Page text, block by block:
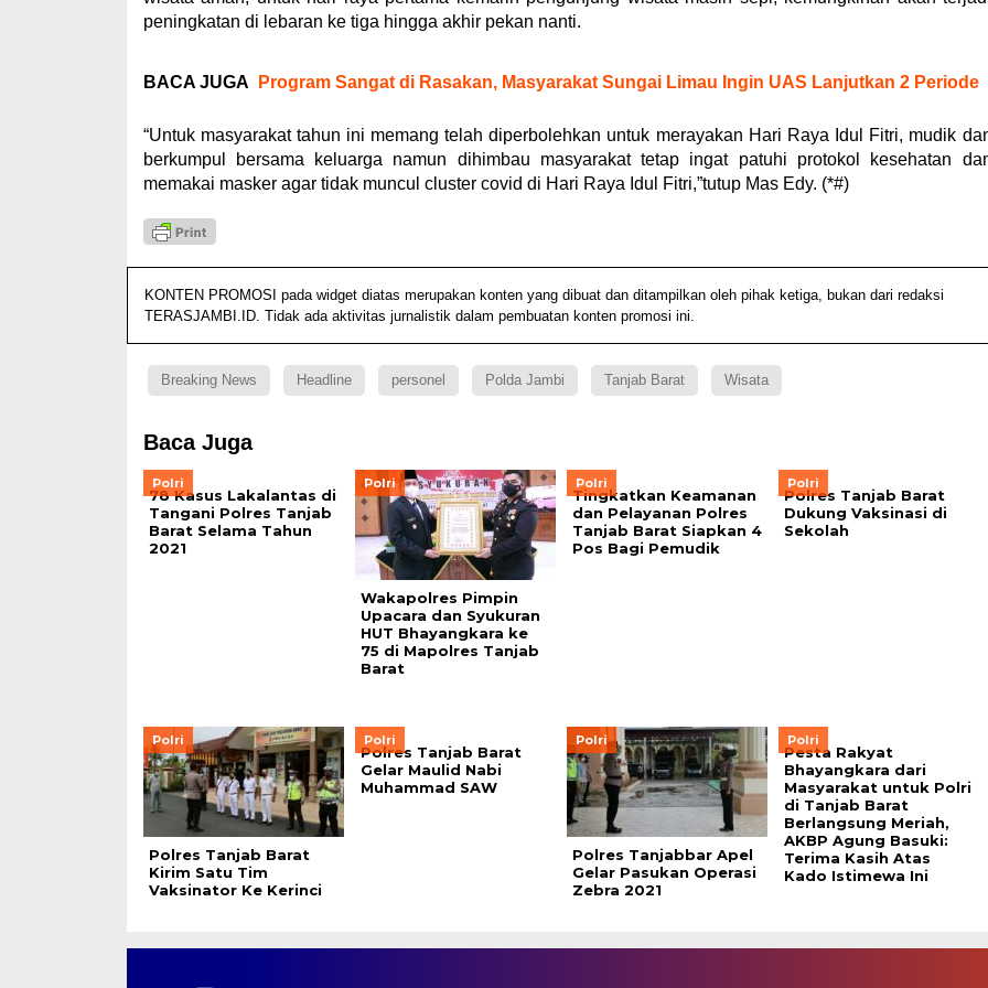
peningkatan di lebaran ke tiga hingga akhir pekan nanti.
BACA JUGA Program Sangat di Rasakan, Masyarakat Sungai Limau Ingin UAS Lanjutkan 2 Periode
“Untuk masyarakat tahun ini memang telah diperbolehkan untuk merayakan Hari Raya Idul Fitri, mudik
berkumpul bersama keluarga namun dihimbau masyarakat tetap ingat patuhi protokol kesehatan
memakai masker agar tidak muncul cluster covid di Hari Raya Idul Fitri,”tutup Mas Edy. (*#)
KONTEN PROMOSI pada widget diatas merupakan konten yang dibuat dan ditampilkan oleh pihak ketiga, bukan dari redaksi
TERASJAMBI.ID. Tidak ada aktivitas jurnalistik dalam pembuatan konten promosi ini.
Breaking News Headline personel Polda Jambi Tanjab Barat Wisata
Baca Juga
Polri
78 Kasus Lakalantas di
Tangani Polres Tanjab
Barat Selama Tahun
2021
Polri
Wakapolres Pimpin
Upacara dan Syukuran
HUT Bhayangkara ke
75 di Mapolres Tanjab
Barat
Polri
Tingkatkan Keamanan
dan Pelayanan Polres
Tanjab Barat Siapkan 4
Pos Bagi Pemudik
Polri
Polres Tanjab Barat
Dukung Vaksinasi di
Sekolah
Polri
Polres Tanjab Barat
Kirim Satu Tim
Vaksinator Ke Kerinci
Polri
Polres Tanjab Barat
Gelar Maulid Nabi
Muhammad SAW
Polri
Polres Tanjabbar Apel
Gelar Pasukan Operasi
Zebra 2021
Polri
Pesta Rakyat
Bhayangkara dari
Masyarakat untuk Polri
di Tanjab Barat
Berlangsung Meriah,
AKBP Agung Basuki:
Terima Kasih Atas
Kado Istimewa Ini